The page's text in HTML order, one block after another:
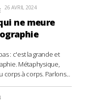
26 AVRIL 2024
ne meure
: c'est la grande et
Métaphysique,
à corps. Parlons...